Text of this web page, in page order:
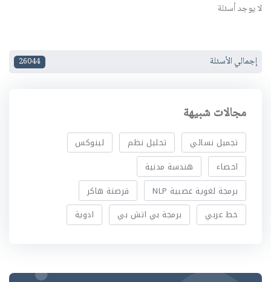
لا يوجد أسئلة
إجمالي الأسئلة 26044
مجالات شبيهة
تجميل نسائي تحليل نظم
لينوكس
احصاء
هندسة مدنية
برمجة لغوية عصبية NLP
قرصنة هاكر
خط عربي
برمجة بي اتش بي ادوية